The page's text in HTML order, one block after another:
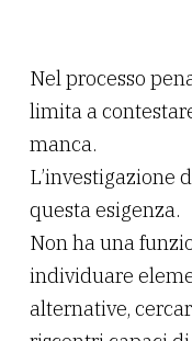
Nel processo
limita a
manca.
L’investigazione
questa esigenza.
Non ha una
individuare
alternative,